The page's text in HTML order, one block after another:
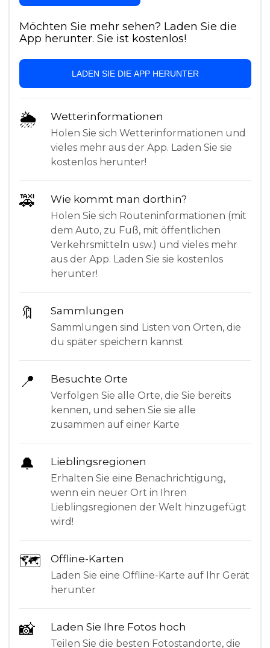
Möchten Sie mehr sehen? Laden Sie die
App herunter. Sie ist kostenlos!
LADEN SIE DIE APP HERUNTER
🌦 Wetterinformationen
Holen Sie sich Wetterinformationen und
vieles mehr aus der App. Laden Sie sie
kostenlos herunter!
🚕 Wie kommt man dorthin?
Holen Sie sich Routeninformationen (mit
dem Auto, zu Fuß, mit öffentlichen
Verkehrsmitteln usw.) und vieles mehr
aus der App. Laden Sie sie kostenlos
herunter!
🔖 Sammlungen
Sammlungen sind Listen von Orten, die
du später speichern kannst
📍 Besuchte Orte
Verfolgen Sie alle Orte, die Sie bereits
kennen, und sehen Sie sie alle
zusammen auf einer Karte
🔔 Lieblingsregionen
Erhalten Sie eine Benachrichtigung,
wenn ein neuer Ort in Ihren
Lieblingsregionen der Welt hinzugefügt
wird!
🗺 Offline-Karten
Laden Sie eine Offline-Karte auf Ihr Gerät
herunter
📸 Laden Sie Ihre Fotos hoch
Teilen Sie die besten Fotostandorte, die